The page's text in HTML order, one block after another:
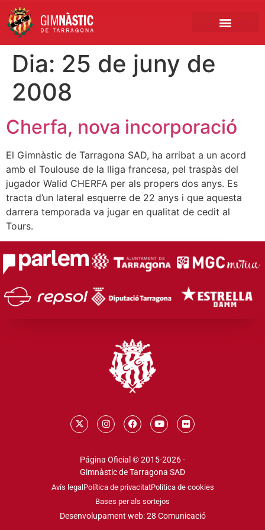
Dia: 25 de juny de
2008
Cherfa, nova incorporació
El Gimnàstic de Tarragona SAD, ha arribat a un acord
amb el Toulouse de la lliga francesa, pel traspàs del
jugador Walid CHERFA per als propers dos anys. Es
tracta d’un lateral esquerre de 22 anys i que aquesta
darrera temporada va jugar en qualitat de cedit al
Tours.
Página Oficial © 2015-2026 -
Gimnàstic de Tarragona SAD
Avís legal Política de privacitatPolítica de cookies
Bases per als sortejos
Desenvolupament web: 28 Comunicació